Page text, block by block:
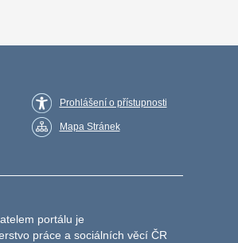
Prohlášení o přístupnosti
Mapa Stránek
portálu je
práce a sociálních věcí ČR